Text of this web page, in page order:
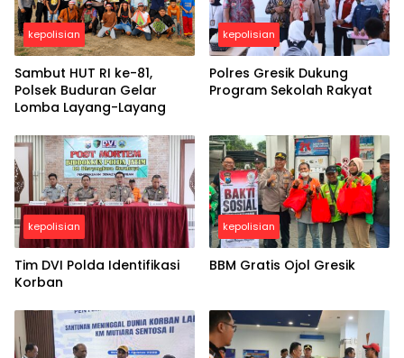
kepolisian
Sambut HUT RI ke-81,
Polsek Buduran Gelar
Lomba Layang-Layang
kepolisian
Polres Gresik Dukung
Program Sekolah Rakyat
kepolisian
Tim DVI Polda Identifikasi
Korban
kepolisian
BBM Gratis Ojol Gresik